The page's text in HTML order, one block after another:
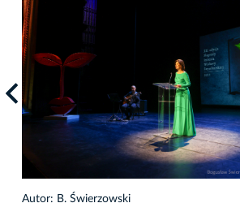
Autor: B. Świerzowski